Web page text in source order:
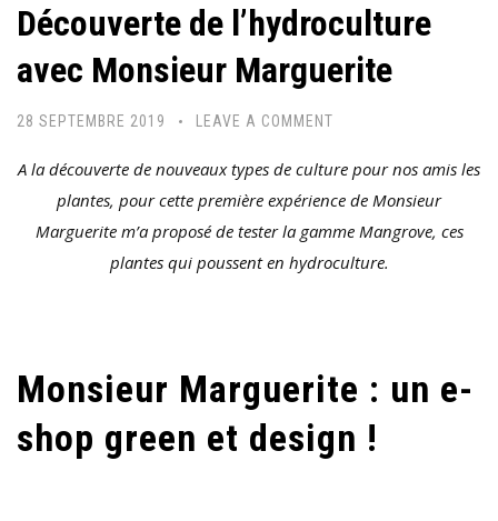
Découverte de l’hydroculture
avec Monsieur Marguerite
28 SEPTEMBRE 2019 LEAVE A COMMENT
A la découverte de nouveaux types de culture pour nos amis les
plantes, pour cette première expérience de Monsieur
Marguerite m’a proposé de tester la gamme Mangrove, ces
plantes qui poussent en hydroculture.
Monsieur Marguerite : un e-
shop green et design !